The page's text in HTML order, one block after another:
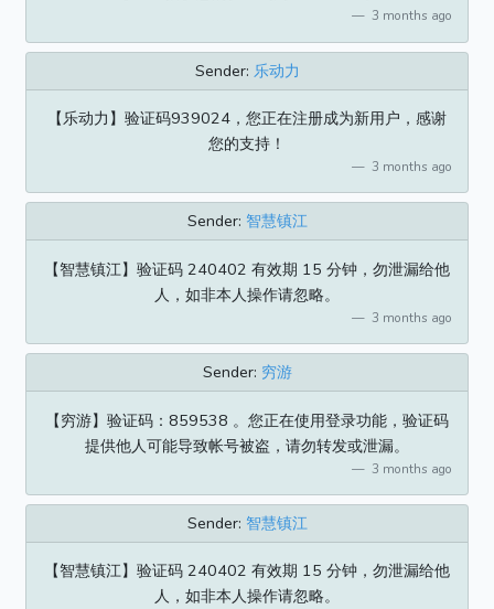
3 months ago
Sender: 乐动力
【乐动力】验证码939024，您正在注册成为新用户，感谢
您的支持！
3 months ago
Sender: 智慧镇江
【智慧镇江】验证码 240402 有效期 15 分钟，勿泄漏给他
人，如非本人操作请忽略。
3 months ago
Sender: 穷游
【穷游】验证码：859538 。您正在使用登录功能，验证码
提供他人可能导致帐号被盗，请勿转发或泄漏。
3 months ago
Sender: 智慧镇江
【智慧镇江】验证码 240402 有效期 15 分钟，勿泄漏给他
人，如非本人操作请忽略。